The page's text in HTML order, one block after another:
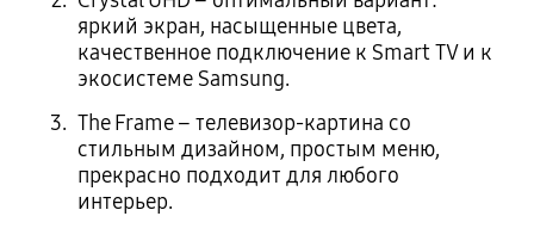
яркий экран, насыщенные цвета,
качественное подключение к Smart TV и к
экосистеме Samsung.
The Frame – телевизор‑картина со
стильным дизайном, простым меню,
прекрасно подходит для любого
интерьер.